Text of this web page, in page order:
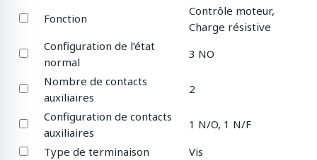
Fonction
Contrôle moteur,
Charge résistive
Configuration de l’état
normal
3 NO
Nombre de contacts
auxiliaires
2
Configuration de contacts
auxiliaires
1 N/O, 1 N/F
Type de terminaison
Vis